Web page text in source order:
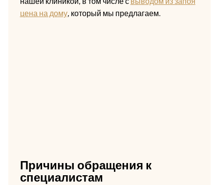
цена на дому, который мы предлагаем.
Причины обращения к
специалистам